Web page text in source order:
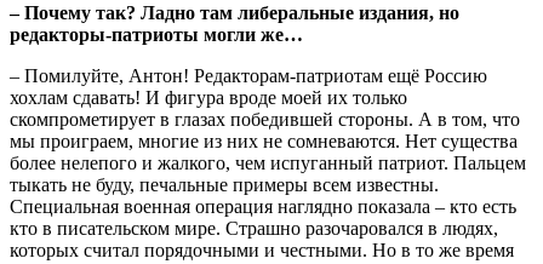
– Почему так? Ладно там либеральные издания, но
редакторы-патриоты могли же…
– Помилуйте, Антон! Редакторам-патриотам ещё Россию
хохлам сдавать! И фигура вроде моей их только
скомпрометирует в глазах победившей стороны. А в том, что
мы проиграем, многие из них не сомневаются. Нет существа
более нелепого и жалкого, чем испуганный патриот. Пальцем
тыкать не буду, печальные примеры всем известны.
Специальная военная операция наглядно показала – кто есть
кто в писательском мире. Страшно разочаровался в людях,
которых считал порядочными и честными. Но в то же время